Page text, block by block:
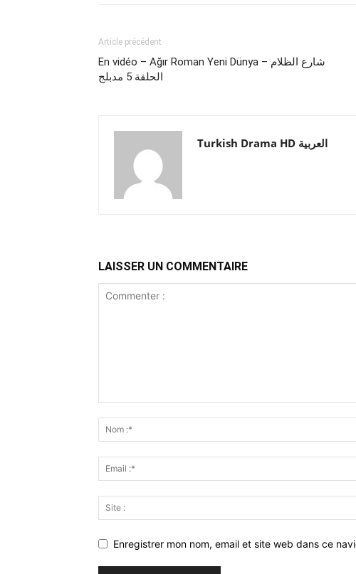
Article précédent
En vidéo – Ağır Roman Yeni Dünya – شارع الظلام
الحلقة 5 مدبلج
Turkish Drama HD العربية
LAISSER UN COMMENTAIRE
Enregistrer mon nom, email et site web dans ce